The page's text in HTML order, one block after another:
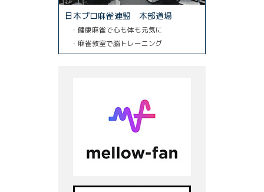
日本プロ麻雀連盟 本部道場
・健康麻雀で心も体も元気に
・麻雀教室で脳トレーニング